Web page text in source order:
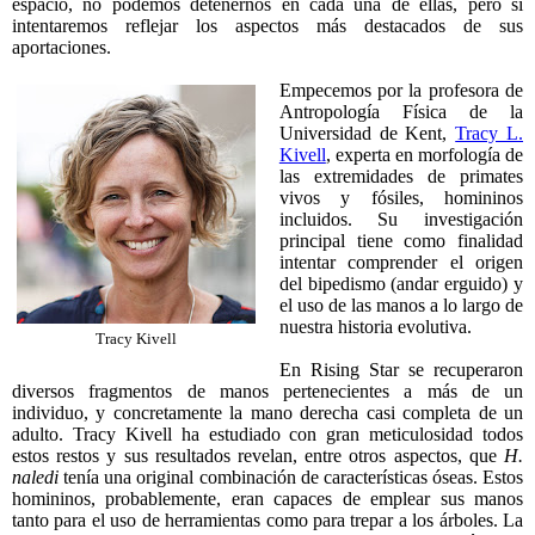
espacio, no podemos detenernos en cada una de ellas, pero sí
intentaremos reflejar los aspectos más destacados de sus
aportaciones.
Tracy Kivell
Empecemos por la profesora de
Antropología Física de la
Universidad de Kent,Tracy L.
Kivell, experta en morfología de
las extremidades de primates
vivos y fósiles, homininos
incluidos. Su investigación
principal tiene como finalidad
intentar comprender el origen
del bipedismo (andar erguido) y
el uso de las manos a lo largo de
nuestra historia evolutiva.
En Rising Star se recuperaron
diversos fragmentos de manos pertenecientes a más de un
individuo, y concretamente la mano derecha casi completa de un
adulto. Tracy Kivell ha estudiado con gran meticulosidad todos
estos restos y sus resultados revelan, entre otros aspectos, que H.
naledi tenía una original combinación de características óseas. Estos
homininos, probablemente, eran capaces de emplear sus manos
tanto para el uso de herramientas como para trepar a los árboles. La